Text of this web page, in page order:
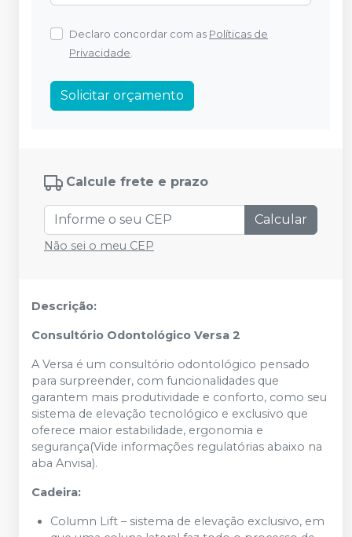
Declaro concordar com as Políticas de
Privacidade.
Solicitar orçamento
Calcule frete e prazo
Calcular
Não sei o meu CEP
Descrição:
Consultório Odontológico Versa 2
A Versa é um consultório odontológico pensado
para surpreender, com funcionalidades que
garantem mais produtividade e conforto, como seu
sistema de elevação tecnológico e exclusivo que
oferece maior estabilidade, ergonomia e
segurança(Vide informações regulatórias abaixo na
aba Anvisa).
Cadeira:
Column Lift – sistema de elevação exclusivo, em